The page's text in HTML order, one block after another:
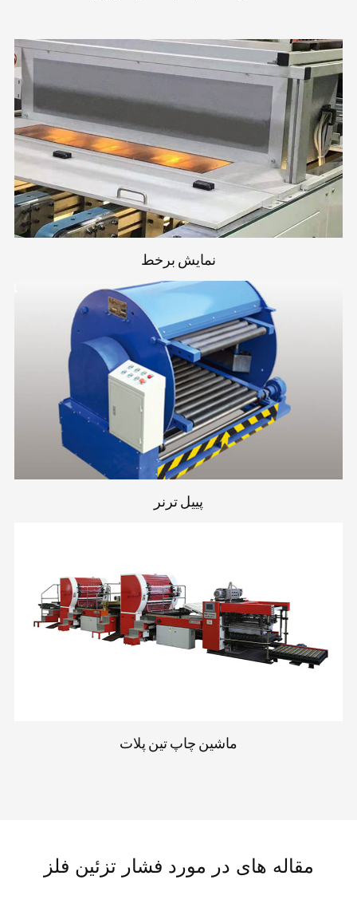
نمایش برخط
پییل ترنر
ماشین چاپ تین پلات
مقاله های در مورد فشار تزئین فلز